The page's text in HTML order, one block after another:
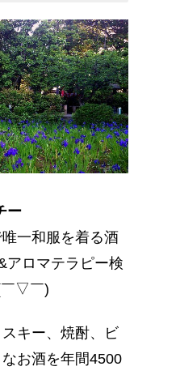
ー
一和服を着る酒
アロマテラピー検
￣▽￣)
キー、焼酎、ビ
お酒を年間4500